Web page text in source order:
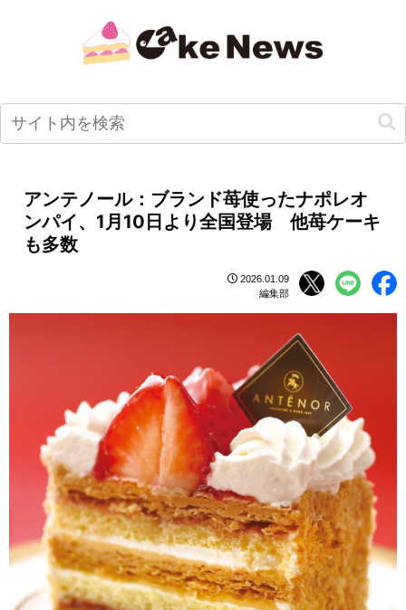
アンテノール：ブランド苺使ったナポレオ
ンパイ、1月10日より全国登場 他苺ケーキ
も多数
2026.01.09
編集部